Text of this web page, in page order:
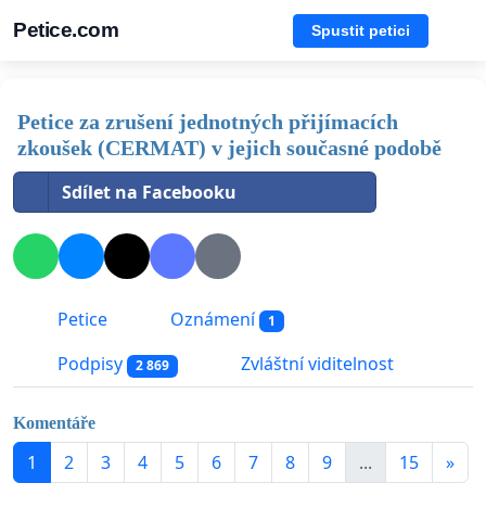
Petice.com Spustit petici
Petice za zrušení jednotných přijímacích
zkoušek (CERMAT) v jejich současné podobě
Sdílet na Facebooku
Petice Oznámení 1
Podpisy 2 869 Zvláštní viditelnost
Komentáře
1 2 3 4 5 6 7 8 9 ... 15 »